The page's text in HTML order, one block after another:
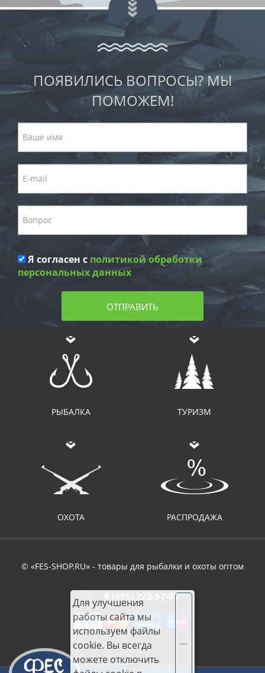
ПОЯВИЛИСЬ ВОПРОСЫ? МЫ
ПОМОЖЕМ!
Я согласен с политикой обработки
персональных данных
ОТПРАВИТЬ
РЫБАЛКА ТУРИЗМ
ОХОТА РАСПРОДАЖА
© «FES-SHOP.RU» - товары для рыбалки и охоты оптом
8 (495) 223-97-09
Для улучшения
работы сайта мы
используем файлы
cookie. Вы всегда
можете отключить
Хорошо